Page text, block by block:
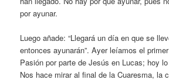
por ayunar.
Luego añade: “Llegará un día en que se
entonces ayunarán”. Ayer leíamos el
Pasión por parte de Jesús en Lucas; hoy
Nos hace mirar al final de la Cuaresma, la